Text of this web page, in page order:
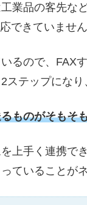
業品の客先な
できていません
るので、FAX
ステップにな
ものがそもそ
上手く連携で
ていることが